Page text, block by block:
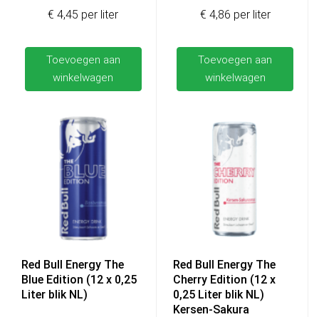
Toevoegen aan
winkelwagen
€ 4,45 per liter
Toevoegen aan
winkelwagen
€ 4,86 per liter
Red Bull Energy The
Blue Edition (12 x 0,25
Liter blik NL)
Red Bull Energy The
Cherry Edition (12 x
0,25 Liter blik NL)
Kersen-Sakura